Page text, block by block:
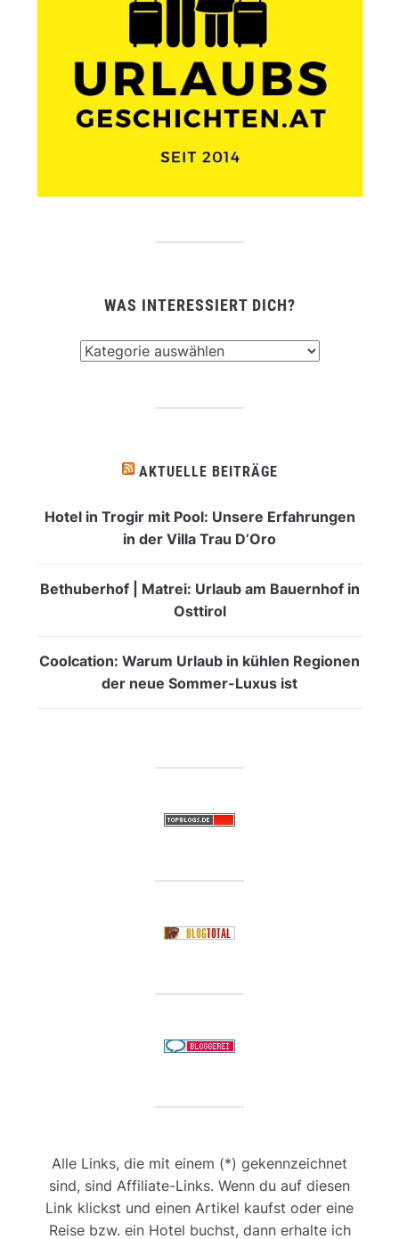
WAS INTERESSIERT DICH?
AKTUELLE BEITRÄGE
Hotel in Trogir mit Pool: Unsere Erfahrungen
in der Villa Trau D’Oro
Bethuberhof | Matrei: Urlaub am Bauernhof in
Osttirol
Coolcation: Warum Urlaub in kühlen Regionen
der neue Sommer-Luxus ist
Alle Links, die mit einem (*) gekennzeichnet
sind, sind Affiliate-Links. Wenn du auf diesen
Link klickst und einen Artikel kaufst oder eine
Reise bzw. ein Hotel buchst, dann erhalte ich